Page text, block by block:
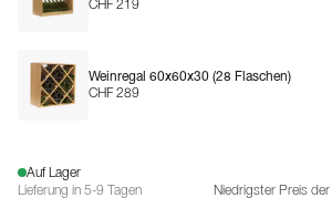
CHF 219
Weinregal 60x60x30 (28 Flaschen)
CHF 289
Auf Lager
Lieferung in 5-9 Tagen
Niedrigster Preis